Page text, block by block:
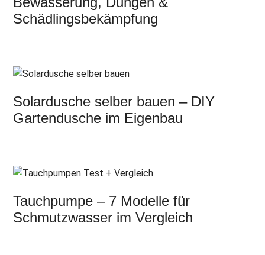
Schädlingsbekämpfung
Solardusche selber bauen – DIY
Gartendusche im Eigenbau
Tauchpumpe – 7 Modelle für
Schmutzwasser im Vergleich